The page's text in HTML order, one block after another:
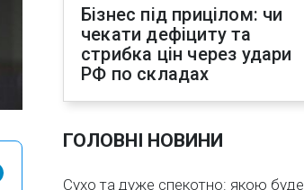
Бізнес під прицілом: чи
чекати дефіциту та
стрибка цін через удари
РФ по складах
ГОЛОВНІ НОВИНИ
Сухо та дуже спекотно: якою буде